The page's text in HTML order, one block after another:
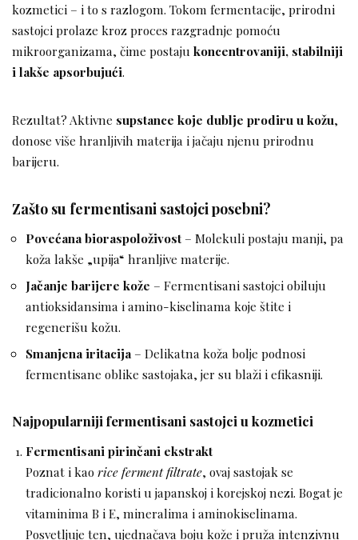
kozmetici – i to s razlogom. Tokom fermentacije, prirodni
sastojci prolaze kroz proces razgradnje pomoću
mikroorganizama, čime postaju koncentrovaniji, stabilniji
i lakše apsorbujući.
Rezultat? Aktivne supstance koje dublje prodiru u kožu,
donose više hranljivih materija i jačaju njenu prirodnu
barijeru.
Zašto su fermentisani sastojci posebni?
Povećana bioraspoloživost– Molekuli postaju manji, pa
koža lakše „upija“ hranljive materije.
Jačanje barijere kože – Fermentisani sastojci obiluju
antioksidansima i amino-kiselinama koje štite i
regenerišu kožu.
Smanjena iritacija – Delikatna koža bolje podnosi
fermentisane oblike sastojaka, jer su blaži i efikasniji.
Najpopularniji fermentisani sastojci u kozmetici
Fermentisani pirinčani ekstrakt
Poznat i kaorice ferment filtrate, ovaj sastojak se
tradicionalno koristi u japanskoj i korejskoj nezi. Bogat je
vitaminima B i E, mineralima i aminokiselinama.
Posvetljuje ten, ujednačava boju kože i pruža intenzivnu